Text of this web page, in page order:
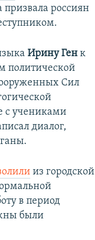
призвала россиян
Ирину Ген к
политической
Сил
с учениками
диалог,
из городской
в период
были